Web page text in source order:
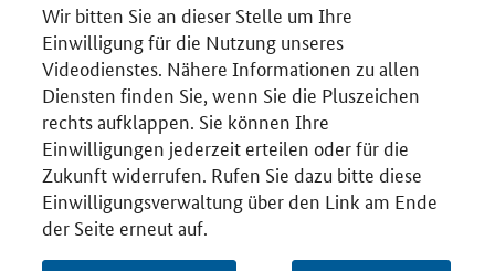
Wir bitten Sie an dieser Stelle um Ihre
Einwilligung für die Nutzung unseres
Videodienstes. Nähere Informationen zu allen
Diensten finden Sie, wenn Sie die Pluszeichen
rechts aufklappen. Sie können Ihre
Einwilligungen jederzeit erteilen oder für die
Zukunft widerrufen. Rufen Sie dazu bitte diese
Einwilligungsverwaltung über den Link am Ende
der Seite erneut auf.